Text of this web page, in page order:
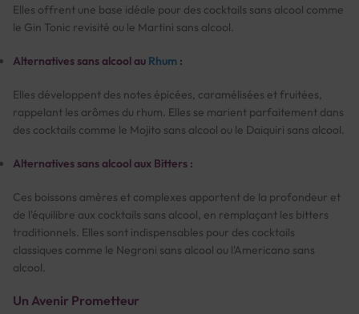
Elles offrent une base idéale pour des cocktails sans alcool comme
le Gin Tonic revisité ou le Martini sans alcool.
Alternatives sans alcool au Rhum :
Elles développent des notes épicées, caramélisées et fruitées,
rappelant les arômes du rhum. Elles se marient parfaitement dans
des cocktails comme le Mojito sans alcool ou le Daiquiri sans alcool.
Alternatives sans alcool aux Bitters :
Ces boissons amères et complexes apportent de la profondeur et
de l'équilibre aux cocktails sans alcool, en remplaçant les bitters
traditionnels. Elles sont indispensables pour des cocktails
classiques comme le Negroni sans alcool ou l'Americano sans
alcool.
Un Avenir Prometteur